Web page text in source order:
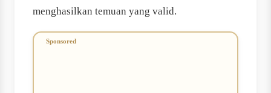
menghasilkan temuan yang valid.